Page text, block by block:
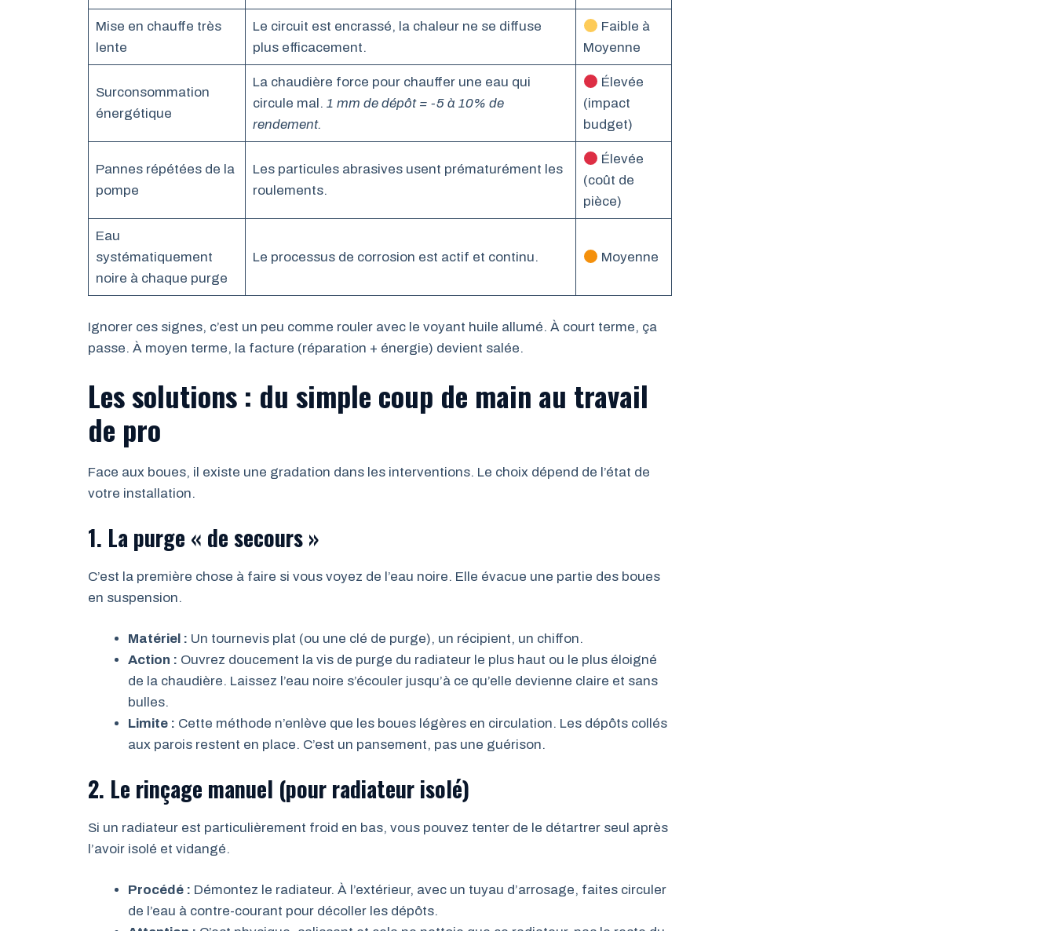
Mise en chauffe très
lente
Le circuit est encrassé, la chaleur ne se diffuse
plus efficacement.
Faible à
Moyenne
Surconsommation
énergétique
La chaudière force pour chauffer une eau qui
circule mal. 1 mm de dépôt = -5 à 10% de
rendement.
Élevée
(impact
budget)
Pannes répétées de la
pompe
Les particules abrasives usent prématurément les
roulements.
Élevée
(coût de
pièce)
Eau
systématiquement
noire à chaque purge
Le processus de corrosion est actif et continu. Moyenne
Ignorer ces signes, c’est un peu comme rouler avec le voyant huile allumé. À court terme, ça
passe. À moyen terme, la facture (réparation + énergie) devient salée.
Les solutions : du simple coup de main au travail
de pro
Face aux boues, il existe une gradation dans les interventions. Le choix dépend de l’état de
votre installation.
1. La purge « de secours »
C’est la première chose à faire si vous voyez de l’eau noire. Elle évacue une partie des boues
en suspension.
Matériel : Un tournevis plat (ou une clé de purge), un récipient, un chiffon.
Action : Ouvrez doucement la vis de purge du radiateur le plus haut ou le plus éloigné
de la chaudière. Laissez l’eau noire s’écouler jusqu’à ce qu’elle devienne claire et sans
bulles.
Limite : Cette méthode n’enlève que les boues légères en circulation. Les dépôts collés
aux parois restent en place. C’est un pansement, pas une guérison.
2. Le rinçage manuel (pour radiateur isolé)
Si un radiateur est particulièrement froid en bas, vous pouvez tenter de le détartrer seul après
l’avoir isolé et vidangé.
Procédé : Démontez le radiateur. À l’extérieur, avec un tuyau d’arrosage, faites circuler
de l’eau à contre-courant pour décoller les dépôts.